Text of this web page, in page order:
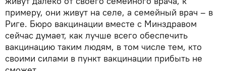
примеру, они живут на селе, а семейный врач – в
Риге. Бюро вакцинации вместе с Минздравом
сейчас думает, как лучше всего обеспечить
вакцинацию таким людям, в том числе тем, кто
своими силами в пункт вакцинации прибыть не